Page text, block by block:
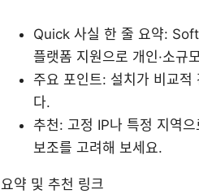
Quick 사실 한 줄 요약:
플랫폼 지원으로 개인·소규
주요 포인트: 설치가 비교적
다.
추천: 고정 IP나 특정 지역
보조를 고려해 보세요.
요약 및 추천 링크